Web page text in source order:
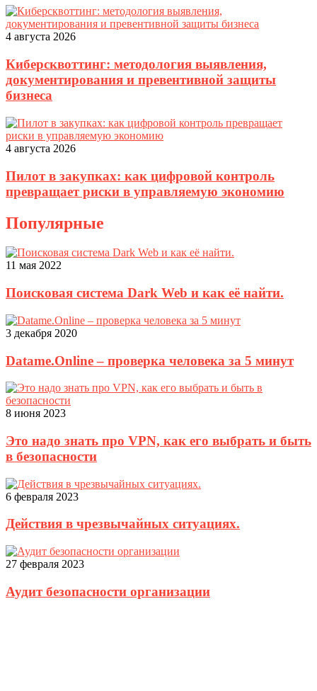
4 августа 2026
Киберсквоттинг: методология выявления,
документирования и превентивной защиты
бизнеса
4 августа 2026
Пилот в закупках: как цифровой контроль
превращает риски в управляемую экономию
Популярные
11 мая 2022
Поисковая система Dark Web и как её найти.
3 декабря 2020
Datame.Online – проверка человека за 5 минут
8 июня 2023
Это надо знать про VPN, как его выбрать и быть
в безопасности
6 февраля 2023
Действия в чрезвычайных ситуациях.
27 февраля 2023
Аудит безопасности организации